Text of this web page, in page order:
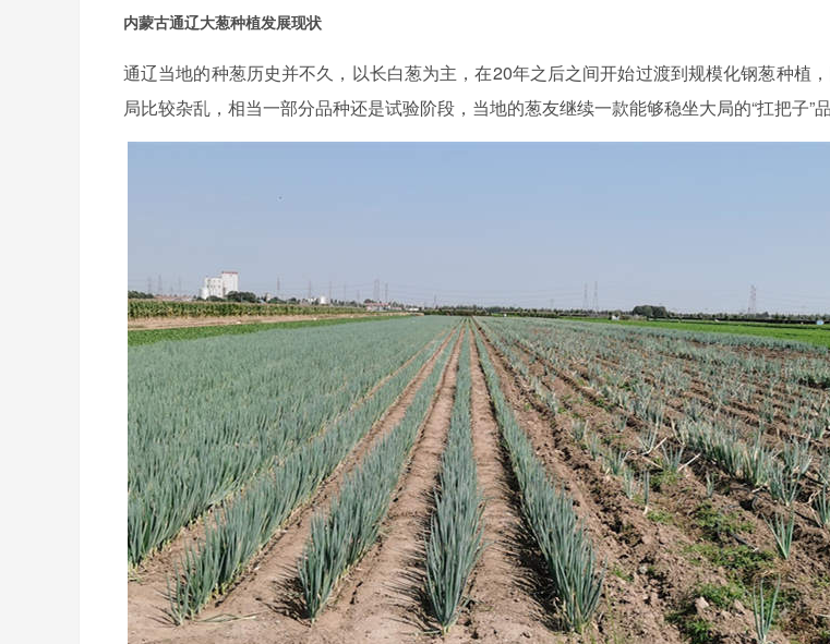
内蒙古通辽大葱种植发展现状
通辽当地的种葱历史并不久，以长白葱为主，在20年之后之间开始过渡到规模化钢葱种植
局比较杂乱，相当一部分品种还是试验阶段，当地的葱友继续一款能够稳坐大局的“扛把子”品